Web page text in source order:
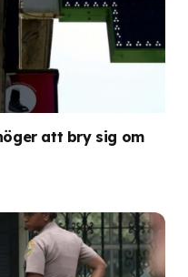
att bry sig om